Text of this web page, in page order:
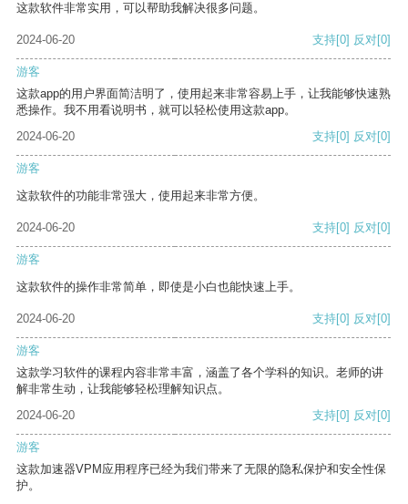
这款软件非常实用，可以帮助我解决很多问题。
2024-06-20 支持[0] 反对[0]
游客
这款app的用户界面简洁明了，使用起来非常容易上手，让我能够快速熟
悉操作。我不用看说明书，就可以轻松使用这款app。
2024-06-20
支持[0] 反对[0]
游客
这款软件的功能非常强大，使用起来非常方便。
2024-06-20 支持[0] 反对[0]
游客
这款软件的操作非常简单，即使是小白也能快速上手。
2024-06-20 支持[0] 反对[0]
游客
这款学习软件的课程内容非常丰富，涵盖了各个学科的知识。老师的讲
解非常生动，让我能够轻松理解知识点。
2024-06-20
支持[0] 反对[0]
游客
这款加速器VPM应用程序已经为我们带来了无限的隐私保护和安全性保
护。